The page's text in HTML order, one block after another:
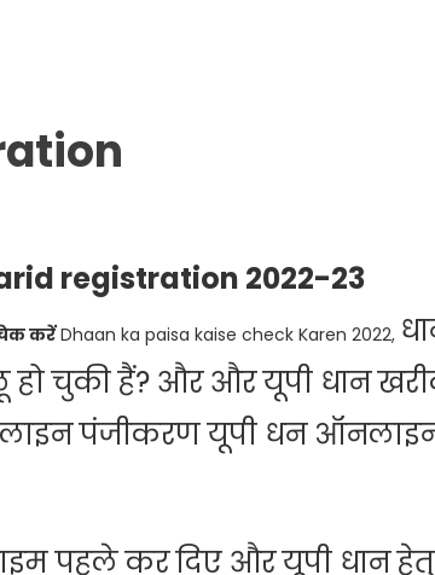
registration 2022-23
करेंDhaan ka paisa kaise check Karen 2022,
चुकी हैं? और और यूपी धान
पंजीकरण यूपी धन
पहले कर दिए और यूपी धान हेतु